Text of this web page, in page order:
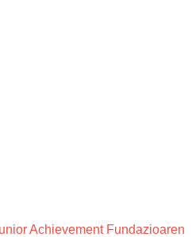
Achievement Fundazioaren